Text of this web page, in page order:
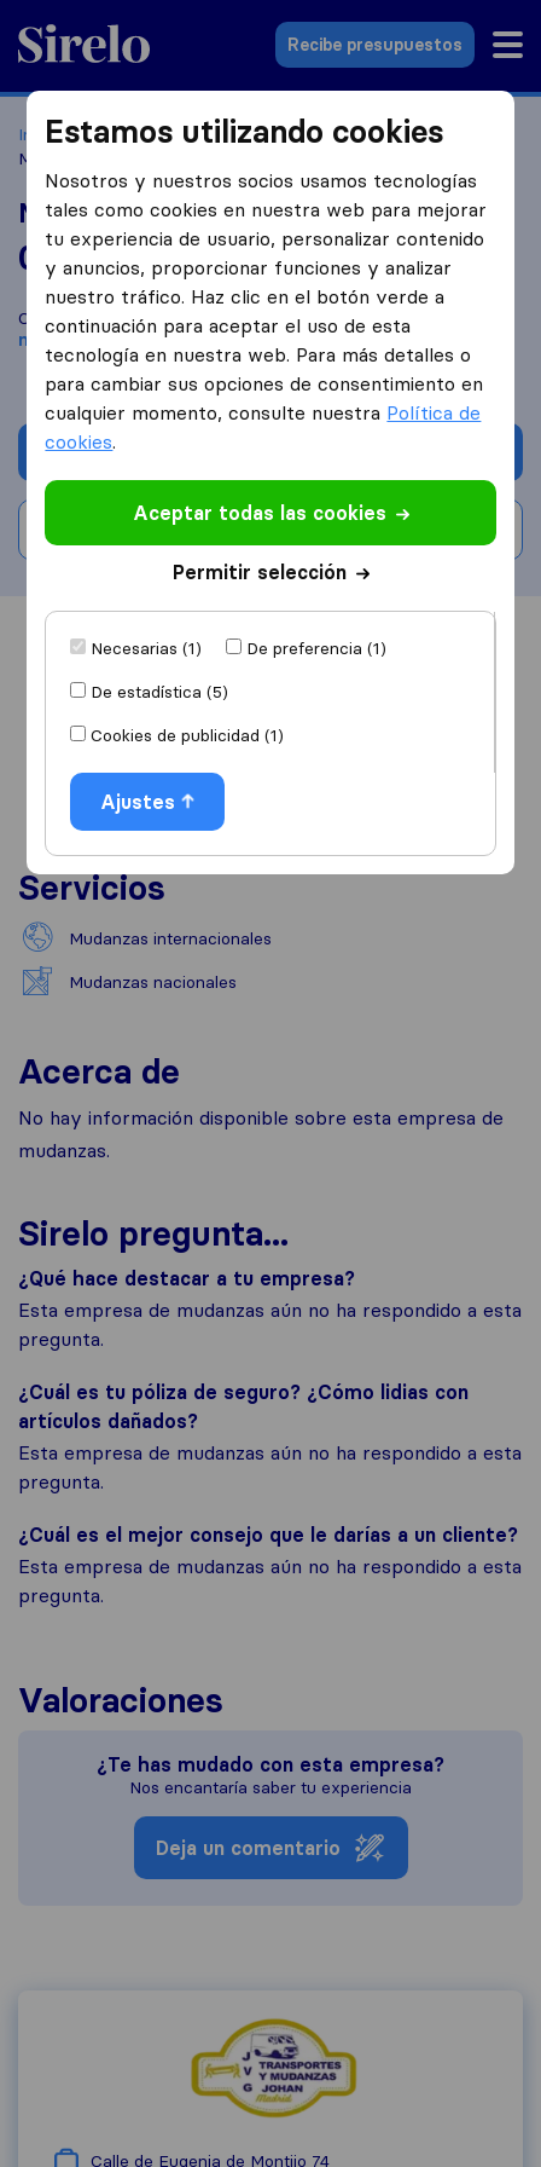
Sirelo.es
Recibe presupuestos
Inicio Empresas de mudanzas
Madrid
MudanzasjohanJVG
MudanzasjohanJVG
0,0 basado en0
reseñas de Sirelo y Google
i
Compara MudanzasjohanJVG con otrasempresas de
mudanzasdeMadrid
Escribe una valoración
Información Valoraciones
Servicios
Mudanzas internacionales
Mudanzas nacionales
Acerca de
No hay información disponible sobre esta empresa de
mudanzas.
Sirelo pregunta...
¿Qué hace destacar a tu empresa?
Esta empresa de mudanzas aún no ha respondido a esta
pregunta.
¿Cuál es tu póliza de seguro? ¿Cómo lidias con
artículos dañados?
Esta empresa de mudanzas aún no ha respondido a esta
pregunta.
¿Cuál es el mejor consejo que le darías a un cliente?
Esta empresa de mudanzas aún no ha respondido a esta
pregunta.
Valoraciones
¿Te has mudado con esta empresa?
Nos encantaría saber tu experiencia
Deja un comentario
Calle de Eugenia de Montijo 74
Estamos utilizando cookies
Nosotros y nuestros socios usamos tecnologías
tales como cookies en nuestra web para mejorar
tu experiencia de usuario, personalizar contenido
y anuncios, proporcionar funciones y analizar
nuestro tráfico. Haz clic en el botón verde a
continuación para aceptar el uso de esta
tecnología en nuestra web. Para más detalles o
para cambiar sus opciones de consentimiento en
cualquier momento, consulte nuestra Política de
cookies.
Aceptar todas las cookies
Permitir selección
Necesarias (1)
De preferencia (1)
De estadística (5)
Cookies de publicidad (1)
Ajustes